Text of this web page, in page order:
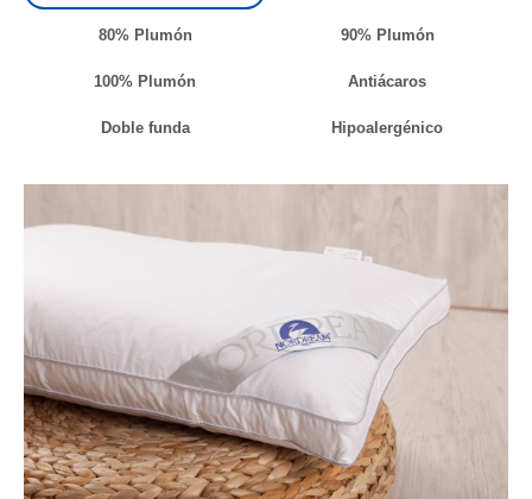
80% Plumón 90% Plumón
100% Plumón Antiácaros
Doble funda Hipoalergénico